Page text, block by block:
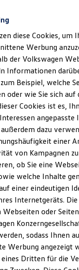
Gewinn
der ID. Modelle
im Winter
unterwegs
Zuhause
und Lebensdauer
Kauf
Förderung
und Konnektivität
ID. Software 6
Versionen
Extras
zu Ihrem ID.
)
vereinbaren
anfordern
buchen
diese Cookies, um
Werbung
der Volkswagen
Informationen
Beispiel, welche
oder wie Sie sich
Cookies ist es,
angepasste
dazu
einer
von Kampagnen zu
ob Sie eine
welche Inhalte
einer eindeutigen
Internetgeräts.
Webseiten oder
sodass Ihnen
Werbung angezeigt
Dritten für die